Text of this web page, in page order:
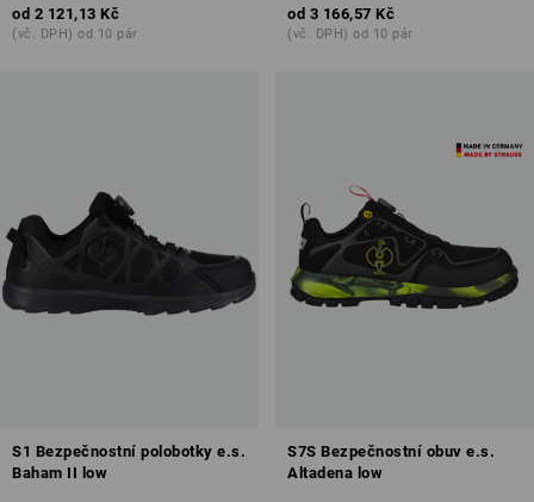
zde se dozvíte více o Bezpečnostní obuv
od 2 121,13 Kč
(vč. DPH) od 10 pár
od 3 166,57 Kč
(vč. DPH) od 10 pár
S1 Bezpečnostní polobotky e.s.
Baham II low
S7S Bezpečnostní obuv e.s.
Altadena low